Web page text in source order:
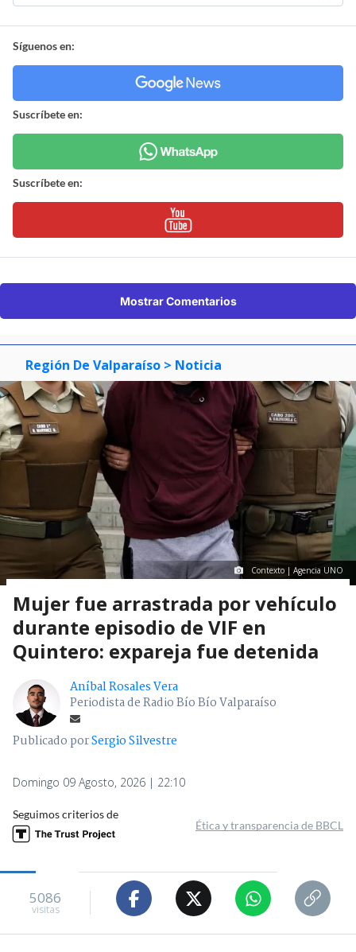
Síguenos en:
Suscríbete en:
Suscríbete en:
Mostrar Comentarios
Región De Valparaíso > Noticia
Contexto | Agencia UNO
Mujer fue arrastrada por vehículo
durante episodio de VIF en
Quintero: expareja fue detenida
Aníbal Rosales Vera
Periodista de Radio Bío Bío Valparaíso
Publicado porSergio Silvestre
Domingo 09 Agosto, 2026 | 22:10
Seguimos criterios de
Ética y transparencia de BBCL
5086
visitas